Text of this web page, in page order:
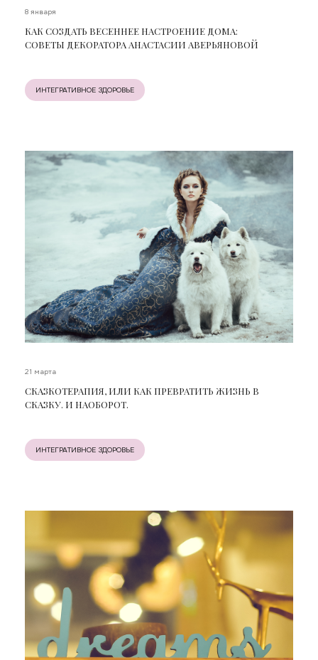
8 января
КАК СОЗДАТЬ ВЕСЕННЕЕ НАСТРОЕНИЕ ДОМА:
СОВЕТЫ ДЕКОРАТОРА АНАСТАСИИ АВЕРЬЯНОВОЙ
ИНТЕГРАТИВНОЕ ЗДОРОВЬЕ
21 марта
СКАЗКОТЕРАПИЯ, ИЛИ КАК ПРЕВРАТИТЬ ЖИЗНЬ В
СКАЗКУ. И НАОБОРОТ.
ИНТЕГРАТИВНОЕ ЗДОРОВЬЕ